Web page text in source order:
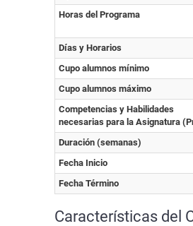
Horas del Programa
Días y Horarios
Cupo alumnos mínimo
Cupo alumnos máximo
Competencias y Habilidades
necesarias para la Asignatura
Duración (semanas)
Fecha Inicio
Fecha Término
Características del